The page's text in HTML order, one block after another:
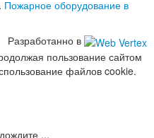
Пожарное оборудование в
Разработанно в
пользование сайтом
файлов cookie.
...